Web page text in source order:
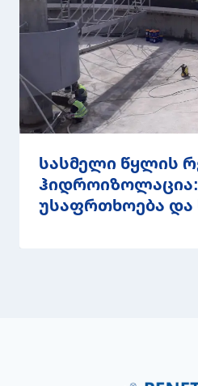
სასმელი წყლის
ჰიდროიზოლაცია:
უსაფრთხოება და